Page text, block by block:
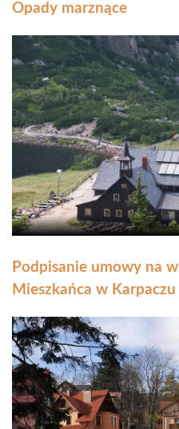
Opady marznące
Podpisanie umowy na
Mieszkańca w Karpaczu